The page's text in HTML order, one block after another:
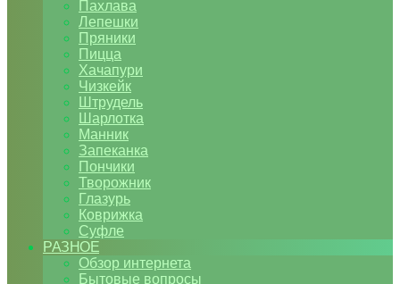
Пахлава
Лепешки
Пряники
Пицца
Хачапури
Чизкейк
Штрудель
Шарлотка
Манник
Запеканка
Пончики
Творожник
Глазурь
Коврижка
Суфле
РАЗНОЕ
Обзор интернета
Бытовые вопросы